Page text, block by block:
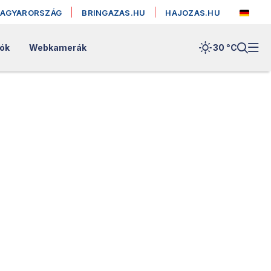
BRINGAZAS.HU HAJOZAS.HU
Webkamerák 30 °C